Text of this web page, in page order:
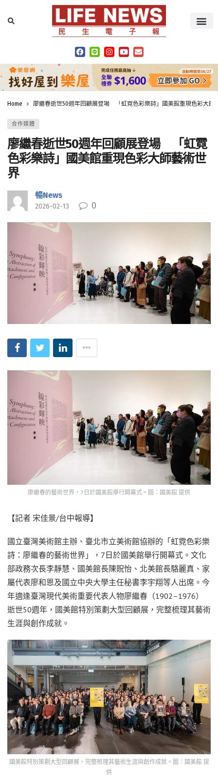
Home 廖繼春逝世50週年回顧展登場 「虹霓色彩樂詩」國美館重現色彩大師
合作媒體
廖繼春逝世50週年回顧展登場 「虹霓
色彩樂詩」國美館重現色彩大師藝術世
界
暢News
2026-02-13 0
廖繼春的藝術世界，7日於國美館舉行開幕式。圖：國美館 提供
【記者 宋佳景/台中報導】
國立臺灣美術館主辦、臺北市立美術館協辦的「虹霓色彩樂
詩：廖繼春的藝術世界」，7日於國美館舉行開幕式。文化
部政務次長李靜慧、國美館長陳貺怡、北美館長駱麗真、家
屬代表廖和恩及國立中央大學主任秘書李宇翔等人出席。今
年適逢臺灣現代美術重要代表人物廖繼春（1902–1976）
逝世50週年，國美館特別策劃大型回顧展，完整梳理其藝術
生涯與創作成就。
國美館特別策劃大型回顧展，完整梳理其藝術生涯與創作成就。圖：國美館 提
供